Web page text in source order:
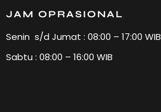
JAM OPRASIONAL
Senin s/d Jumat : 08:00 – 17:00 WIB
Sabtu : 08:00 – 16:00 WIB